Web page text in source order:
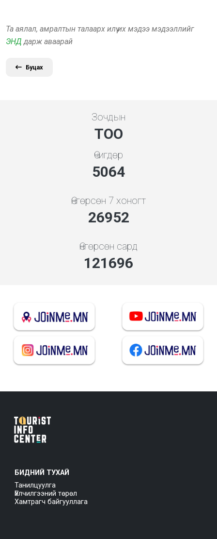
Та аялал, амралтын талаарх илүү их мэдээ мэдээллийг
ЭНД дарж аваарай
Буцах
Зочдын
ТОО
Өчигдөр
5648
Өнгөрсөн 7 хоногт
30062
Өнгөрсөн сард
135738
БИДНИЙ ТУХАЙ
Танилцуулга
Үйлчилгээний төрөл
Хамтрагч байгууллага